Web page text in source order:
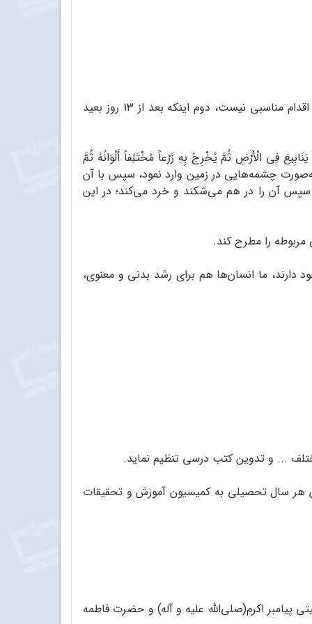
ـ دانش‌آموز به‌جای اینکه دو دانه عدس بکارد و بعد از جوانه‌زدن یکی را آب ندهد و پس از 13 روز آبیاری کند (اول اینکه اقدام مناسبی نیست، دوم اینکه بعد از 13 روز بعید
السَّمَاءِ مَاءً فَسَلَکَهُ یَنَابِیعَ فِی الْأَرْضِ ثُمَّ یُخْرِجُ بِهِ زَرْعاً مُخْتَلِفاً أَلْوَانُهُ ثُمَّ
به‌صورت چشمه‌هایی در زمین وارد نمود، سپس با آن
آن را در هم می‌شکند و خرد می‌کند؛ در این
وجود دارند، ما انسان‌ها هم برای رشد بدنی و معنوی،
هر سال تحصیلی به کمیسیون آموزش و تحقیقات
پیامبر اکرم(صلی‌الله علیه و آله) و حضرت فاطمه